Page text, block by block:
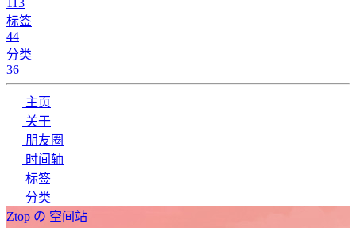
113
标签
44
分类
36
主页
关于
朋友圈
时间轴
标签
分类
Ztop の 空间站